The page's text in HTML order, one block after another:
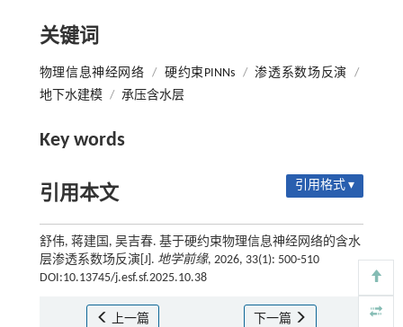
关键词
物理信息神经网络 / 硬约束PINNs / 渗透系数场反演
/
地下水建模 / 承压含水层
Key words
引用本文 引用格式 ▾
舒伟, 蒋建国, 吴吉春. 基于硬约束物理信息神经网络的含水
层渗透系数场反演[J]. 地学前缘, 2026, 33(1): 500-510
DOI:10.13745/j.esf.sf.2025.10.38
上一篇 下一篇